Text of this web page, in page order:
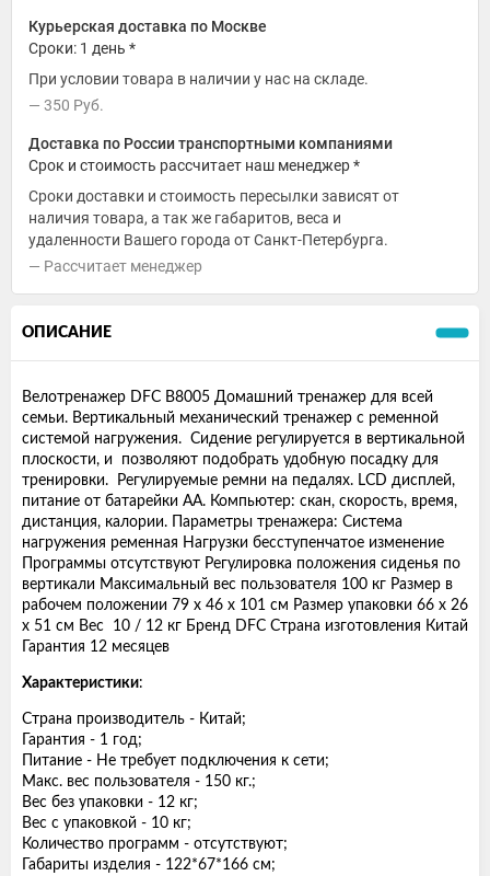
Курьерская доставка по Москве
Сроки: 1 день *
При условии товара в наличии у нас на складе.
350 Руб.
Доставка по России транспортными компаниями
Срок и стоимость рассчитает наш менеджер *
Сроки доставки и стоимость пересылки зависят от
наличия товара, а так же габаритов, веса и
удаленности Вашего города от Санкт-Петербурга.
Рассчитает менеджер
ОПИСАНИЕ
Велотренажер DFC B8005 Домашний тренажер для всей
семьи. Вертикальный механический тренажер с ременной
системой нагружения. Сидение регулируется в вертикальной
плоскости, и позволяют подобрать удобную посадку для
тренировки. Регулируемые ремни на педалях. LCD дисплей,
питание от батарейки АА. Компьютер: скан, скорость, время,
дистанция, калории. Параметры тренажера: Система
нагружения ременная Нагрузки бесступенчатое изменение
Программы отсутствуют Регулировка положения сиденья по
вертикали Максимальный вес пользователя 100 кг Размер в
рабочем положении 79 х 46 х 101 см Размер упаковки 66 х 26
х 51 см Вес 10 / 12 кг Бренд DFC Страна изготовления Китай
Гарантия 12 месяцев
Характеристики:
Страна производитель - Китай;
Гарантия - 1 год;
Питание - Не требует подключения к сети;
Макс. вес пользователя - 150 кг.;
Вес без упаковки - 12 кг;
Вес с упаковкой - 10 кг;
Количество программ - отсутствуют;
Габариты изделия - 122*67*166 см;